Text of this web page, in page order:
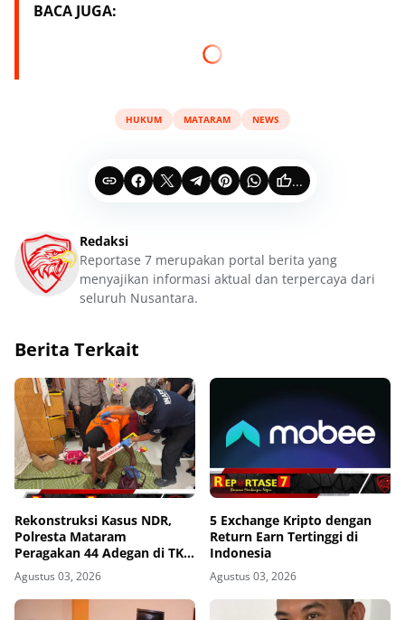
BACA JUGA:
HUKUM MATARAM NEWS
...
Redaksi
Reportase 7 merupakan portal berita yang
menyajikan informasi aktual dan terpercaya dari
seluruh Nusantara.
Berita Terkait
Rekonstruksi Kasus NDR,
Polresta Mataram
Peragakan 44 Adegan di TKP
Kos Gomong
Agustus 03, 2026
5 Exchange Kripto dengan
Return Earn Tertinggi di
Indonesia
Agustus 03, 2026